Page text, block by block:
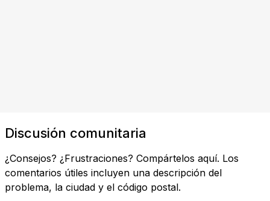
Discusión comunitaria
¿Consejos? ¿Frustraciones? Compártelos aquí. Los
comentarios útiles incluyen una descripción del
problema, la ciudad y el código postal.